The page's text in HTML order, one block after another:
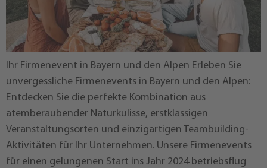
Ihr Firmenevent in Bayern und den Alpen Erleben Sie
unvergessliche Firmenevents in Bayern und den Alpen:
Entdecken Sie die perfekte Kombination aus
atemberaubender Naturkulisse, erstklassigen
Veranstaltungsorten und einzigartigen Teambuilding-
Aktivitäten für Ihr Unternehmen. Unsere Firmenevents
für einen gelungenen Start ins Jahr 2024 betriebsflug